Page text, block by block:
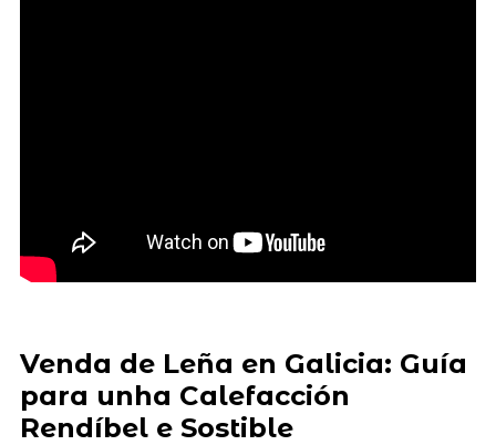
Venda de Leña en Galicia: Guía
para unha Calefacción
Rendíbel e Sostible